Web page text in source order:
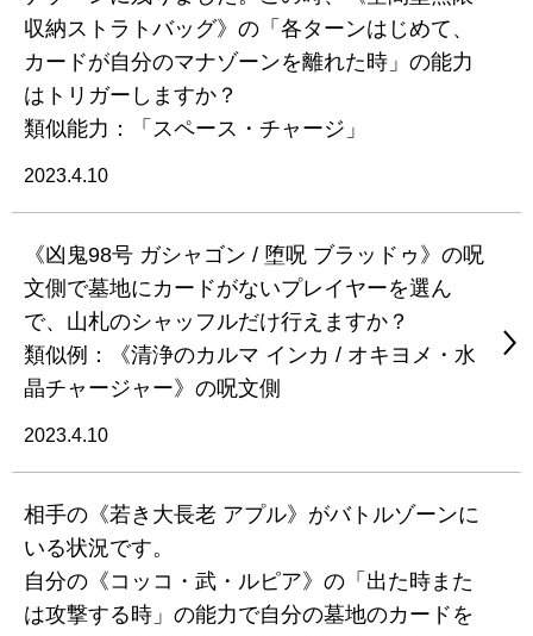
収納ストラトバッグ》の「各ターンはじめて、
カードが自分のマナゾーンを離れた時」の能力
はトリガーしますか？
類似能力：「スペース・チャージ」
2023.4.10
《凶鬼98号 ガシャゴン / 堕呪 ブラッドゥ》の呪
文側で墓地にカードがないプレイヤーを選ん
で、山札のシャッフルだけ行えますか？
類似例：《清浄のカルマ インカ / オキヨメ・水
晶チャージャー》の呪文側
2023.4.10
相手の《若き大長老 アプル》がバトルゾーンに
いる状況です。
自分の《コッコ・武・ルピア》の「出た時また
は攻撃する時」の能力で自分の墓地のカードを